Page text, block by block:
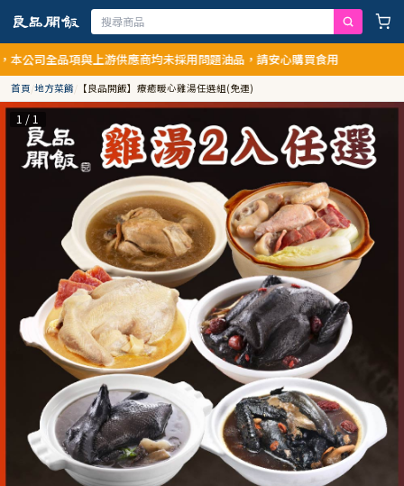
全品項與上游供應商均未採用問題油品，請安心購買食用
首頁/地方菜餚/ 【良品開飯】療癒暖心雞湯任選組(免運)
1 / 1